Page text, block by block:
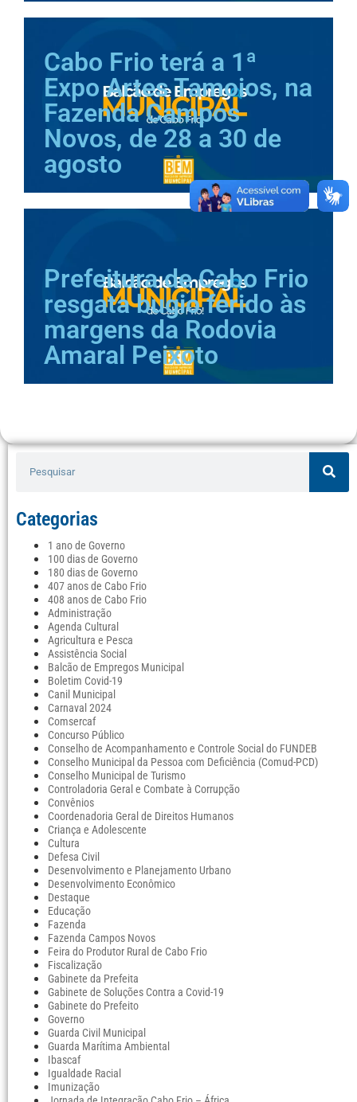
Cabo Frio terá a 1ª
Expo Artes Tamoios, na
Fazenda Campos
Novos, de 28 a 30 de
agosto
Prefeitura de Cabo Frio
resgata bugio ferido às
margens da Rodovia
Amaral Peixoto
Categorias
1 ano de Governo
100 dias de Governo
180 dias de Governo
407 anos de Cabo Frio
408 anos de Cabo Frio
Administração
Agenda Cultural
Agricultura e Pesca
Assistência Social
Balcão de Empregos Municipal
Boletim Covid-19
Canil Municipal
Carnaval 2024
Comsercaf
Concurso Público
Conselho de Acompanhamento e Controle Social do FUNDEB
Conselho Municipal da Pessoa com Deficiência (Comud-PCD)
Conselho Municipal de Turismo
Controladoria Geral e Combate à Corrupção
Convênios
Coordenadoria Geral de Direitos Humanos
Criança e Adolescente
Cultura
Defesa Civil
Desenvolvimento e Planejamento Urbano
Desenvolvimento Econômico
Destaque
Educação
Fazenda
Fazenda Campos Novos
Feira do Produtor Rural de Cabo Frio
Fiscalização
Gabinete da Prefeita
Gabinete de Soluções Contra a Covid-19
Gabinete do Prefeito
Governo
Guarda Civil Municipal
Guarda Marítima Ambiental
Ibascaf
Igualdade Racial
Imunização